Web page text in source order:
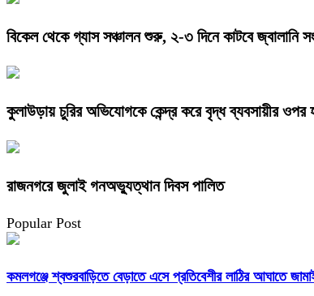
বিকেল থেকে গ্যাস সঞ্চালন শুরু, ২-৩ দিনে কাটবে জ্বালানি
কুলাউড়ায় চুরির অভিযোগকে কেন্দ্র করে বৃদ্ধ ব্যবসায়ীর ওপর
রাজনগরে জুলাই গনঅভ্যুত্থান দিবস পালিত
Popular Post
কমলগঞ্জে শ্বশুরবাড়িতে বেড়াতে এসে প্রতিবেশীর লাঠির আঘাতে